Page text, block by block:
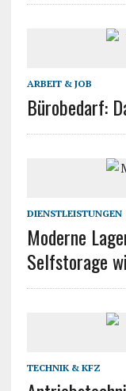
ARBEIT & JOB
Bürobedarf:
DIENSTLEISTUNGEN
Moderne
Selfstorage
TECHNIK & KFZ